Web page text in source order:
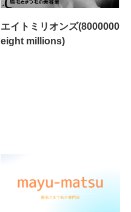
エイトミリオンズ(8000000
eight millions)